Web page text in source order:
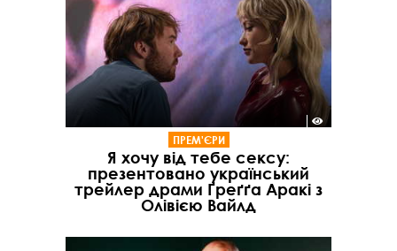
ПРЕМ'ЄРИ
Я хочу від тебе сексу:
презентовано український
трейлер драми Ґреґґа Аракі з
Олівією Вайлд